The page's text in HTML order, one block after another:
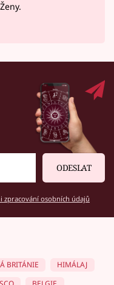
ODESLAT
zpracování osobních údajů
BRITÁNIE
HIMÁLAJ